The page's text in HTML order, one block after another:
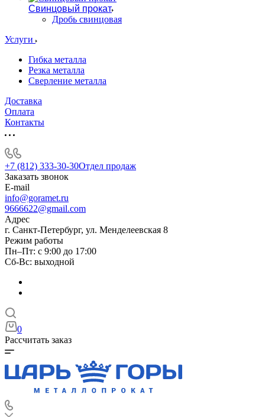
Свинцовый прокат
Дробь свинцовая
Услуги
Гибка металла
Резка металла
Сверление металла
Доставка
Оплата
Контакты
+7 (812) 333-30-30Отдел продаж
Заказать звонок
E-mail
info@goramet.ru
9666622@gmail.com
Адрес
г. Санкт-Петербург, ул. Менделеевская 8
Режим работы
Пн–Пт: с 9:00 до 17:00
Сб-Вс: выходной
0
Рассчитать заказ